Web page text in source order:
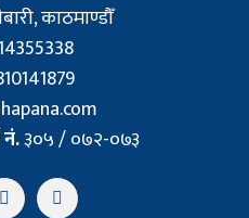
काठमाण्डौँ
नं.३०५ / ०७२-०७३